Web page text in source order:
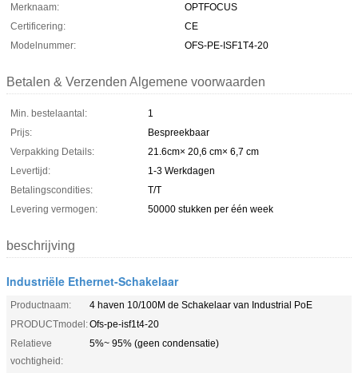
Merknaam:
OPTFOCUS
Certificering:
CE
Modelnummer:
OFS-PE-ISF1T4-20
Betalen & Verzenden Algemene voorwaarden
Min. bestelaantal:
1
Prijs:
Bespreekbaar
Verpakking Details:
21.6cm× 20,6 cm× 6,7 cm
Levertijd:
1-3 Werkdagen
Betalingscondities:
T/T
Levering vermogen:
50000 stukken per één week
beschrijving
Industriële Ethernet-Schakelaar
Productnaam:
4 haven 10/100M de Schakelaar van Industrial PoE
PRODUCTmodel:Ofs-pe-isf1t4-20
Relatieve
vochtigheid:
5%~ 95% (geen condensatie)